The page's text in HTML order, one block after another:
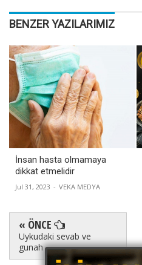
BENZER YAZILARIMIZ
İnsan hasta olmamaya
dikkat etmelidir
Jul 31, 2023 - VEKA MEDYA
« ÖNCE
Uykudaki sevab ve
gunah